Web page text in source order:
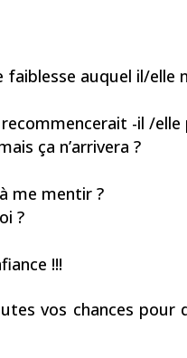
auquel il/elle
-il /elle
ça n’arrivera ?
me mentir ?
?
!!!
vos chances pour